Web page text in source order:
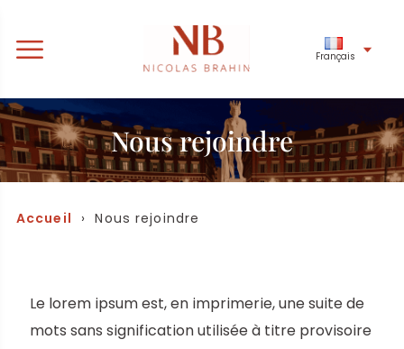
Français
Nous rejoindre
Accueil › Nous rejoindre
Le lorem ipsum est, en imprimerie, une suite de
mots sans signification utilisée à titre provisoire